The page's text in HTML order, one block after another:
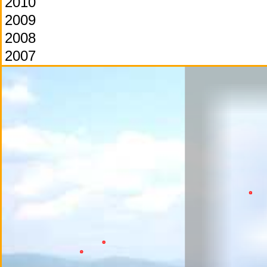
2009
2008
2007